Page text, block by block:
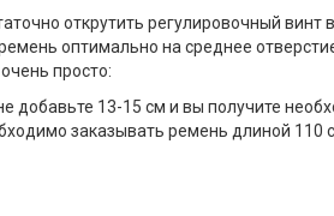
открутить регулировочный винт
оптимально на среднее
просто:
добавьте 13-15 см и вы получите
заказывать ремень длиной 110